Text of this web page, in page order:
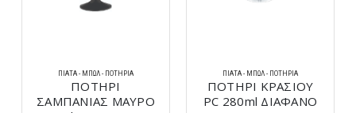
ΠΙΆΤΑ - ΜΠΩΛ - ΠΟΤΉΡΙΑ
ΠΟΤΗΡΙ
ΣΑΜΠΑΝΙΑΣ ΜΑΥΡΟ
ΠΙΆΤΑ - ΜΠΩΛ - ΠΟΤΉΡΙΑ
ΠΟΤΗΡΙ ΚΡΑΣΙΟΥ
PC 280ml ΔΙΑΦΑΝΟ